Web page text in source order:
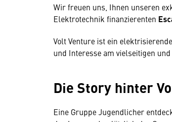
Wir freuen uns, Ihnen unseren
Elektrotechnik finanzierenten
Volt Venture ist ein
und Interesse am vielseitigen
Die Story hinter
Eine Gruppe Jugendlicher